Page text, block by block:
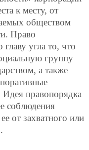
к месту, от
обществом
Право
угла то, что
группу
а также
правопорядка
соблюдения
от захватного или
.